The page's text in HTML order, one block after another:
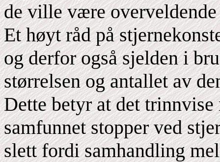
de ville være
Et høyt råd på
og derfor også sjelden i
størrelsen og antallet av
Dette betyr at det
samfunnet stopper ved
slett fordi samhandling